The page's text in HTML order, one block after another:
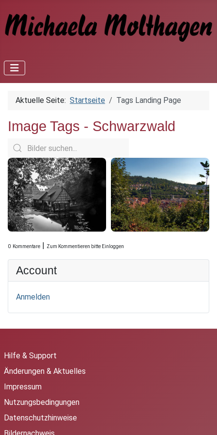
Aktuelle Seite: Startseite Tags Landing Page
Image Tags - Schwarzwald
0 Kommentare | Zum Kommentieren bitte Einloggen
Account
Anmelden
Hilfe & Support
Änderungen & Aktuelles
Impressum
Nutzungsbedingungen
Datenschutzhinweise